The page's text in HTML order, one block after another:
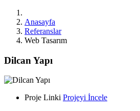
Anasayfa
Referanslar
Web Tasarım
Dilcan Yapı
Proje Linki Projeyi İncele